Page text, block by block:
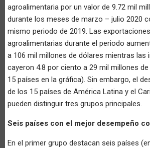
agroalimentaria por un valor de 9.72 mil
durante los meses de marzo – julio 2020
mismo periodo de 2019. Las exportaciones
agroalimentarias durante el periodo
a 106 mil millones de dólares mientras las
cayeron 4.8 por ciento a 29 mil millones
15 países en la gráfica). Sin embargo, el
de los 15 países de América Latina y el
pueden distinguir tres grupos principales.
Seis países con el mejor desempeño
En el primer grupo destacan seis países